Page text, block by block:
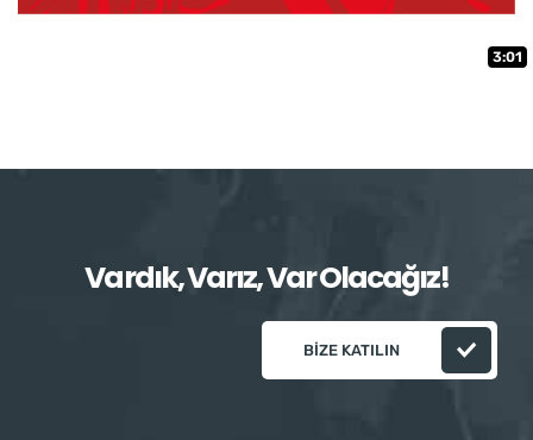
3:01
Vardık, Varız, Var Olacağız!
BIZE KATILIN